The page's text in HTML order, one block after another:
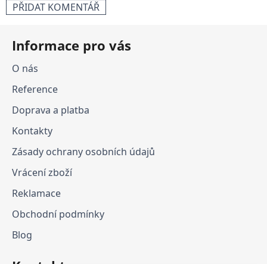
PŘIDAT KOMENTÁŘ
Informace pro vás
O nás
Reference
Doprava a platba
Kontakty
Zásady ochrany osobních údajů
Vrácení zboží
Reklamace
Obchodní podmínky
Blog